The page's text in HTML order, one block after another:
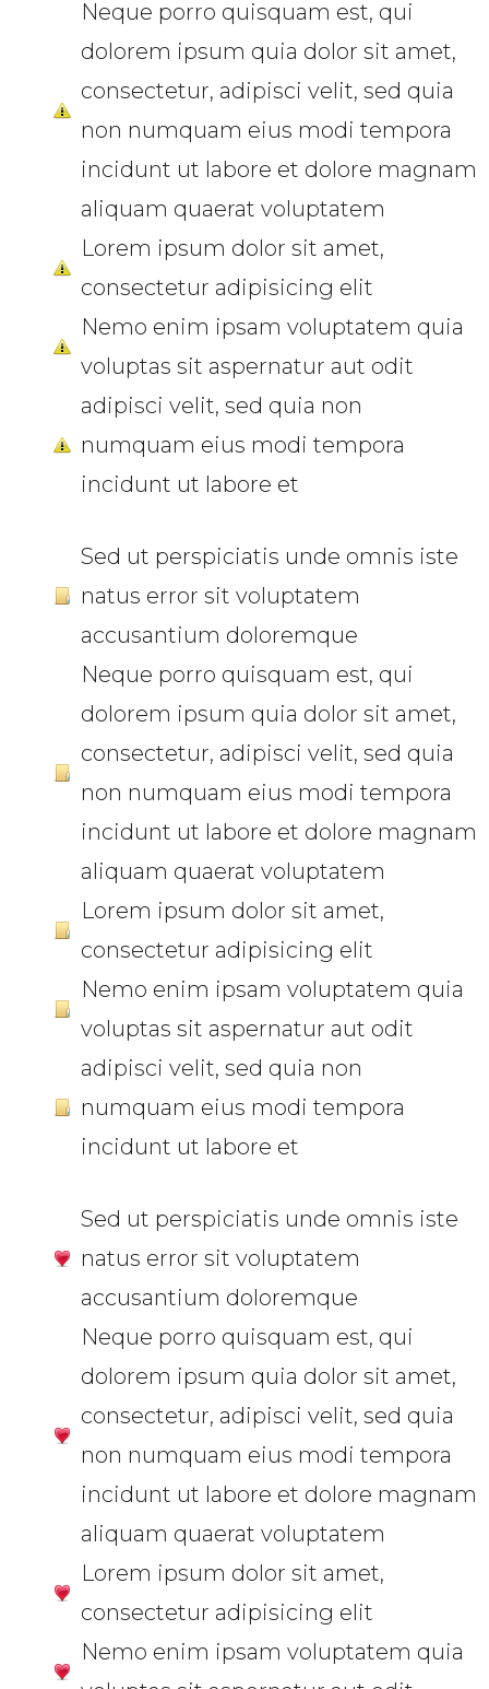
Neque porro quisquam est, qui
dolorem ipsum quia dolor sit amet,
consectetur, adipisci velit, sed quia
non numquam eius modi tempora
incidunt ut labore et dolore magnam
aliquam quaerat voluptatem
Lorem ipsum dolor sit amet,
consectetur adipisicing elit
Nemo enim ipsam voluptatem quia
voluptas sit aspernatur aut odit
adipisci velit, sed quia non
numquam eius modi tempora
incidunt ut labore et
Sed ut perspiciatis unde omnis iste
natus error sit voluptatem
accusantium doloremque
Neque porro quisquam est, qui
dolorem ipsum quia dolor sit amet,
consectetur, adipisci velit, sed quia
non numquam eius modi tempora
incidunt ut labore et dolore magnam
aliquam quaerat voluptatem
Lorem ipsum dolor sit amet,
consectetur adipisicing elit
Nemo enim ipsam voluptatem quia
voluptas sit aspernatur aut odit
adipisci velit, sed quia non
numquam eius modi tempora
incidunt ut labore et
Sed ut perspiciatis unde omnis iste
natus error sit voluptatem
accusantium doloremque
Neque porro quisquam est, qui
dolorem ipsum quia dolor sit amet,
consectetur, adipisci velit, sed quia
non numquam eius modi tempora
incidunt ut labore et dolore magnam
aliquam quaerat voluptatem
Lorem ipsum dolor sit amet,
consectetur adipisicing elit
Nemo enim ipsam voluptatem quia